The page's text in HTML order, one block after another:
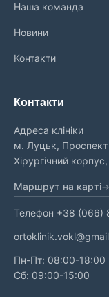
Наша команда
Новини
Контакти
Контакти
Адреса клініки
м. Луцьк, Проспект
Хірургічний
Маршрут на карті
Телефон +38 (066)
Пн-Пт: 08:00-18:00
Сб: 09:00-15:00